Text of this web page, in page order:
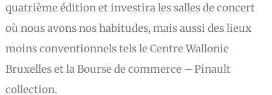
quatrième édition et investira les salles de concert
où nous avons nos habitudes, mais aussi des lieux
moins conventionnels tels le Centre Wallonie
Bruxelles et la Bourse de commerce – Pinault
collection.